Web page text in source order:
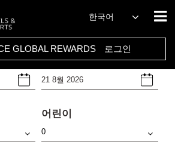
한국어
GLOBAL REWARDS 로그인
체크아웃날짜
어린이